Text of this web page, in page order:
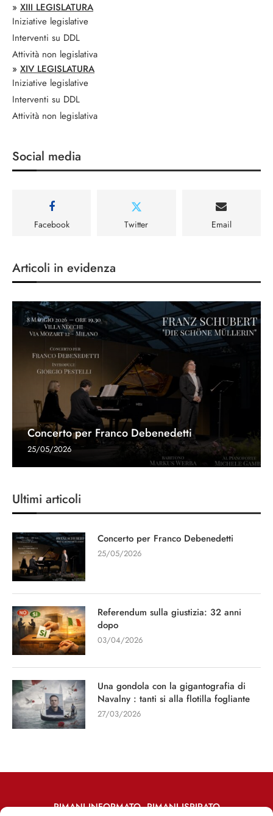
» XIII LEGISLATURA
Iniziative legislative
Interventi su DDL
Attività non legislativa
» XIV LEGISLATURA
Iniziative legislative
Interventi su DDL
Attività non legislativa
Social media
Facebook Twitter Email
Articoli in evidenza
Concerto per Franco Debenedetti
25/05/2026
Ultimi articoli
Concerto per Franco Debenedetti
25/05/2026
Referendum sulla giustizia: 32 anni
dopo
03/04/2026
Una gondola con la gigantografia di
Navalny : tanti si alla flotilla fogliante
27/03/2026
RIMANI INFORMATO, RIMANI ISPIRATO